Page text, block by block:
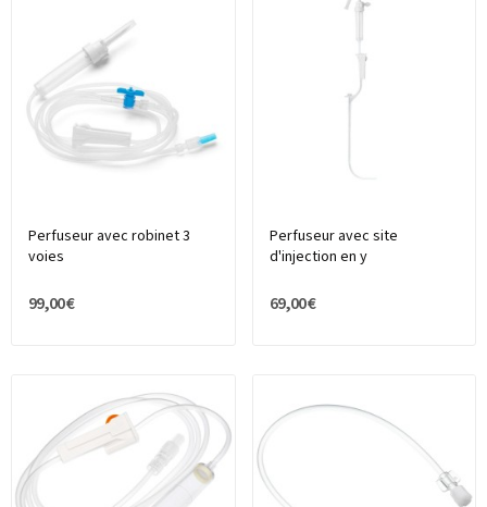
Perfuseur avec robinet 3
voies
99,00 €
Perfuseur avec site
d'injection en y
69,00 €